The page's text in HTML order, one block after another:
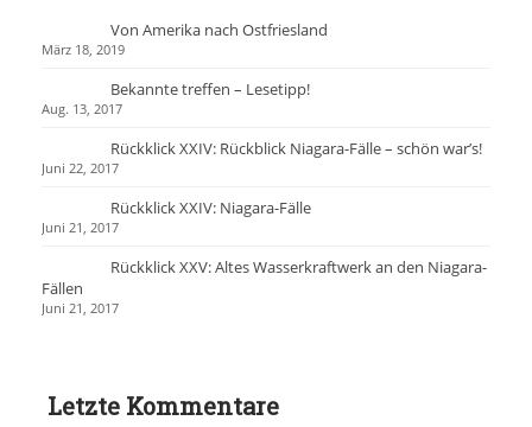
h
Von Amerika nach Ostfriesland
März 18, 2019
Bekannte treffen – Lesetipp!
Aug. 13, 2017
Rückklick XXIV: Rückblick Niagara-Fälle – schön war’s!
Juni 22, 2017
Rückklick XXIV: Niagara-Fälle
Juni 21, 2017
Rückklick XXV: Altes Wasserkraftwerk an den Niagara-
Fällen
Juni 21, 2017
Letzte Kommentare